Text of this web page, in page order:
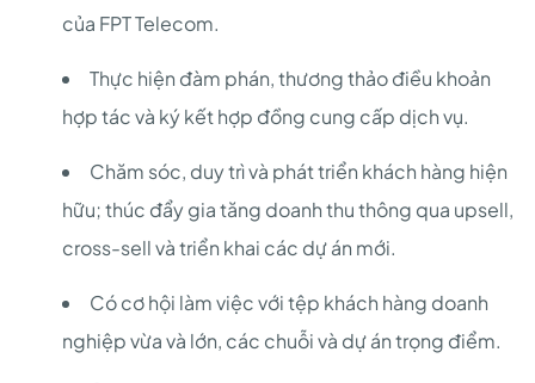
của FPT Telecom.
Thực hiện đàm phán, thương thảo điều khoản
hợp tác và ký kết hợp đồng cung cấp dịch vụ.
Chăm sóc, duy trì và phát triển khách hàng hiện
hữu; thúc đẩy gia tăng doanh thu thông qua upsell,
cross-sell và triển khai các dự án mới.
Có cơ hội làm việc với tệp khách hàng doanh
nghiệp vừa và lớn, các chuỗi và dự án trọng điểm.